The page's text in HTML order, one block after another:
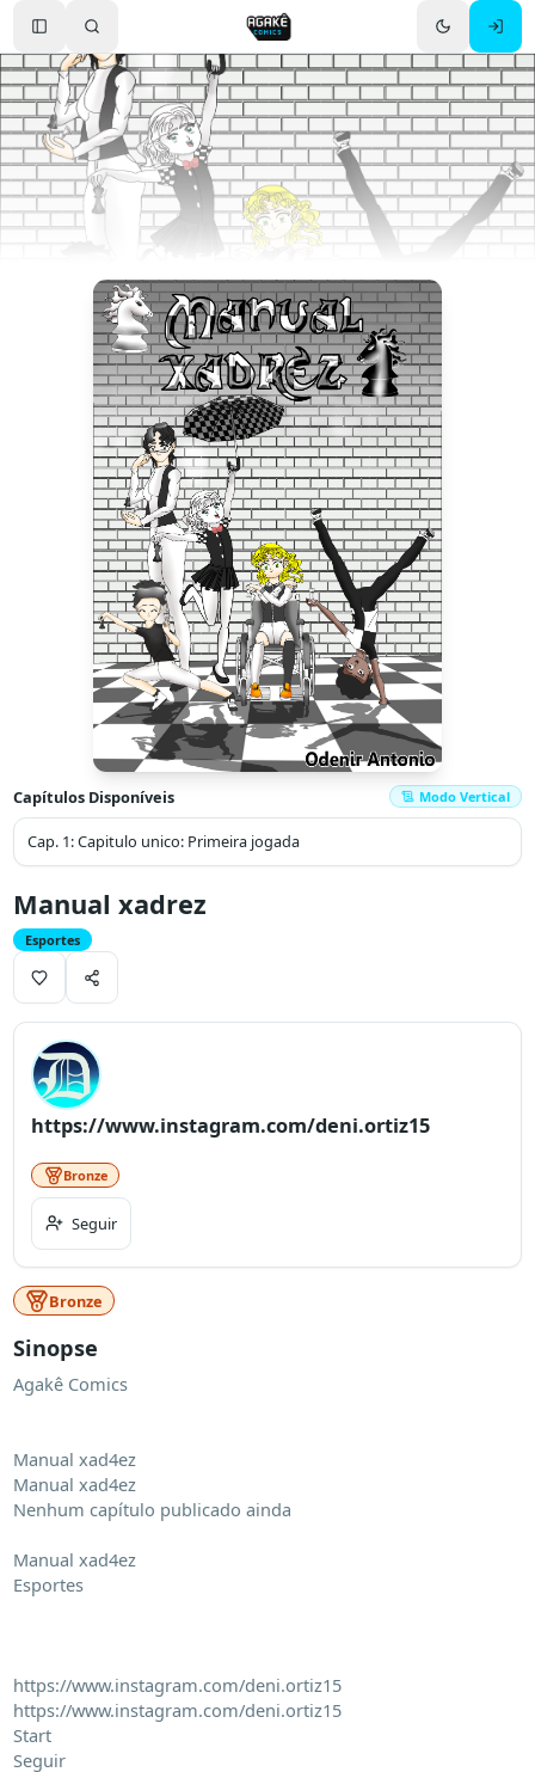
Toggle Sidebar
Capítulos Disponíveis Modo Vertical
Cap. 1:Capitulo unico: Primeira jogada
Manual xadrez
Esportes
https://www.instagram.com/deni.ortiz15
Bronze
Seguir
Bronze
Sinopse
Agakê Comics
Manual xad4ez
Manual xad4ez
Nenhum capítulo publicado ainda
Manual xad4ez
Esportes
https://www.instagram.com/deni.ortiz15
https://www.instagram.com/deni.ortiz15
Start
Seguir